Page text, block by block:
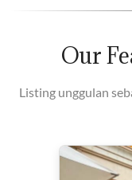
Our
Listing unggulan